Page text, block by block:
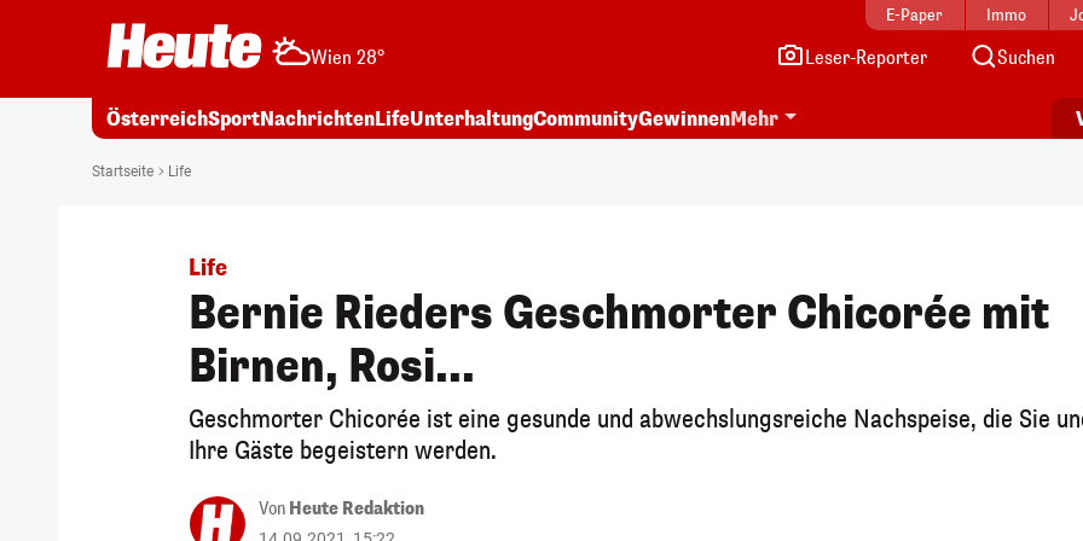
E-Paper Immo
Wien 28° Leser-Reporter Suchen
ÖsterreichSportNachrichtenLifeUnterhaltungCommunityGewinnenMehr
Startseite Life
Life
Bernie Rieders Geschmorter Chicorée mit
Birnen, Rosi...
Geschmorter Chicorée ist eine gesunde und abwechslungsreiche Nachspeise, die Sie
Ihre Gäste begeistern werden.
Von Heute Redaktion